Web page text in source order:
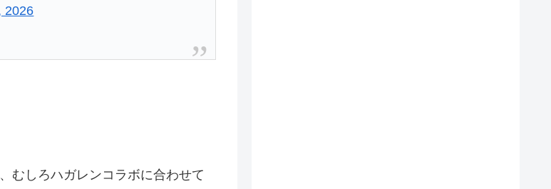
2026
むしろハガレンコラボに合わせて